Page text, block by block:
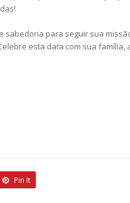
sabedoria para seguir sua
esta data com sua família,
Pin It